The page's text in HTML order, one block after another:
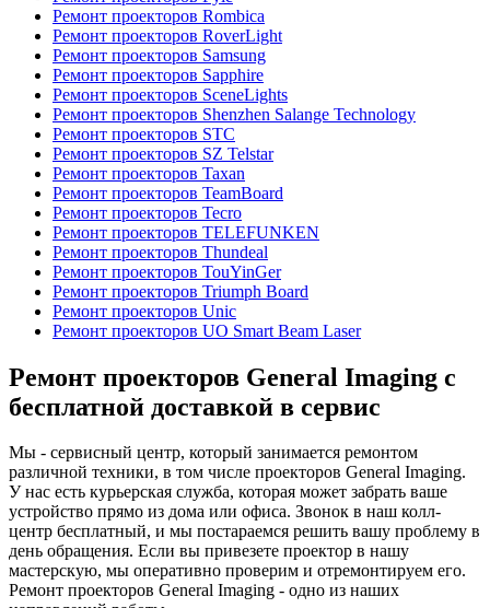
Ремонт проекторов Rombica
Ремонт проекторов RoverLight
Ремонт проекторов Samsung
Ремонт проекторов Sapphire
Ремонт проекторов SceneLights
Ремонт проекторов Shenzhen Salange Technology
Ремонт проекторов STC
Ремонт проекторов SZ Telstar
Ремонт проекторов Taxan
Ремонт проекторов TeamBoard
Ремонт проекторов Tecro
Ремонт проекторов TELEFUNKEN
Ремонт проекторов Thundeal
Ремонт проекторов TouYinGer
Ремонт проекторов Triumph Board
Ремонт проекторов Unic
Ремонт проекторов UO Smart Beam Laser
Ремонт проекторов General Imaging с
бесплатной доставкой в сервис
Мы - сервисный центр, который занимается ремонтом
различной техники, в том числе проекторов General Imaging.
У нас есть курьерская служба, которая может забрать ваше
устройство прямо из дома или офиса. Звонок в наш колл-
центр бесплатный, и мы постараемся решить вашу проблему в
день обращения. Если вы привезете проектор в нашу
мастерскую, мы оперативно проверим и отремонтируем его.
Ремонт проекторов General Imaging - одно из наших